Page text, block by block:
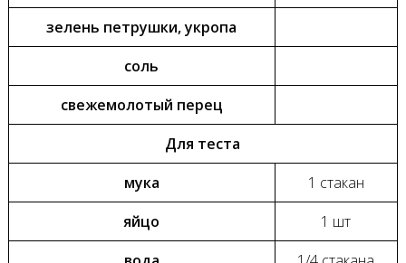
зелень петрушки, укропа
соль
свежемолотый перец
Для теста
мука
1 стакан
яйцо
1 шт